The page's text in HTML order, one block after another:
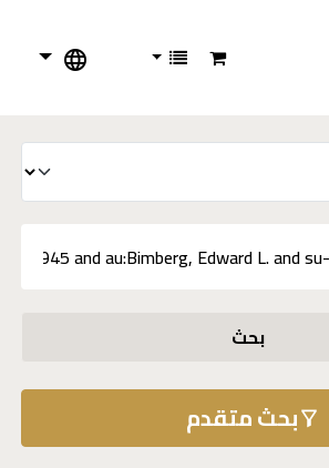
بحث
بحث متقدم